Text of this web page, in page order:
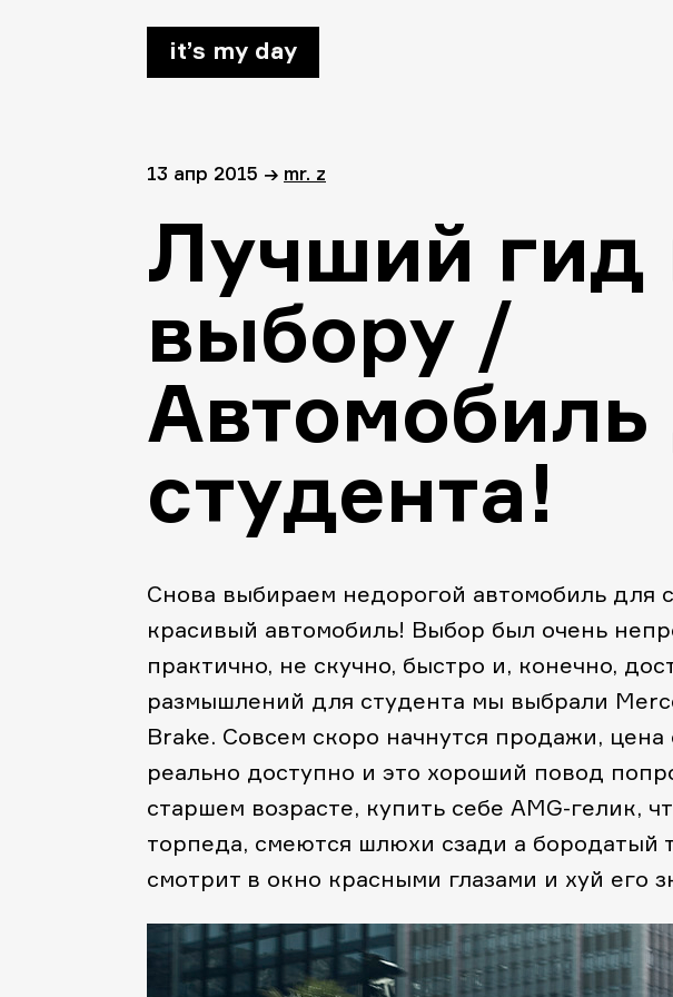
it’s my day
13 апр 2015 → mr. z
Лучший гид
выбору /
Автомобиль
студента!
Снова выбираем недорогой автомобиль для
красивый автомобиль! Выбор был очень
практично, не скучно, быстро и, конечно,
размышлений для студента мы выбрали
Brake. Совсем скоро начнутся продажи,
реально доступно и это хороший повод
старшем возрасте, купить себе AMG-гелик,
торпеда, смеются шлюхи сзади а бородатый
смотрит в окно красными глазами и хуй его